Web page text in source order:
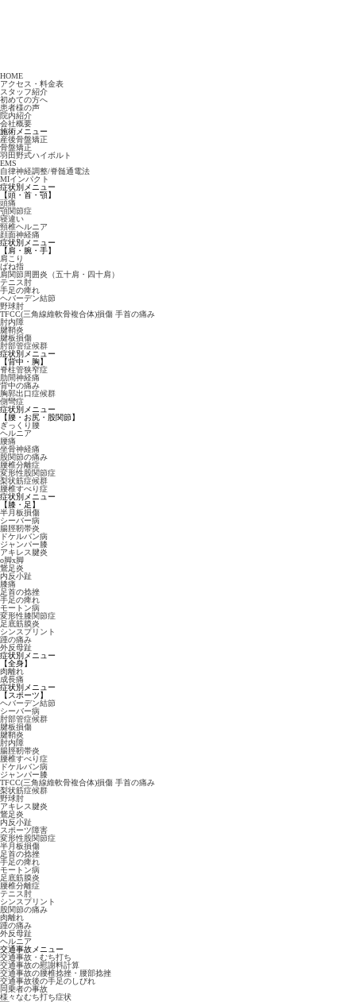
HOME
アクセス・料金表
スタッフ紹介
初めての方へ
患者様の声
院内紹介
会社概要
施術メニュー
産後骨盤矯正
骨盤矯正
羽田野式ハイボルト
EMS
自律神経調整/脊髄通電法
MIインパクト
症状別メニュー
【頭・首・顎】
頭痛
顎関節症
寝違い
頸椎ヘルニア
顔面神経痛
症状別メニュー
【肩・腕・手】
肩こり
ばね指
肩関節周囲炎（五十肩・四十肩）
テニス肘
手足の痺れ
ヘバーデン結節
野球肘
TFCC(三角線維軟骨複合体)損傷 手首の痛み
肘内障
腱鞘炎
腱板損傷
肘部管症候群
症状別メニュー
【背中・胸】
脊柱管狭窄症
肋間神経痛
背中の痛み
胸郭出口症候群
側彎症
症状別メニュー
【腰・お尻・股関節】
ぎっくり腰
ヘルニア
腰痛
坐骨神経痛
股関節の痛み
腰椎分離症
変形性股関節症
梨状筋症候群
腰椎すべり症
症状別メニュー
【膝・足】
半月板損傷
シーバー病
腸脛靭帯炎
ドケルバン病
ジャンパー膝
アキレス腱炎
o脚x脚
鵞足炎
内反小趾
膝痛
足首の捻挫
手足の痺れ
モートン病
変形性膝関節症
足底筋膜炎
シンスプリント
踵の痛み
外反母趾
症状別メニュー
【全身】
肉離れ
成長痛
症状別メニュー
【スポーツ】
ヘバーデン結節
シーバー病
肘部管症候群
腱板損傷
腱鞘炎
肘内障
腸脛靭帯炎
腰椎すべり症
ドケルバン病
ジャンパー膝
TFCC(三角線維軟骨複合体)損傷 手首の痛み
梨状筋症候群
野球肘
アキレス腱炎
鵞足炎
内反小趾
スポーツ障害
変形性股関節症
半月板損傷
足首の捻挫
手足の痺れ
モートン病
足底筋膜炎
腰椎分離症
テニス肘
シンスプリント
股関節の痛み
肉離れ
踵の痛み
外反母趾
ヘルニア
交通事故メニュー
交通事故・むち打ち
交通事故の慰謝料計算
交通事故の腰椎捻挫・腰部捻挫
交通事故後の手足のしびれ
同乗者の事故
様々なむち打ち症状